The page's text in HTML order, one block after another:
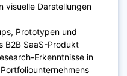
visuelle Darstellungen
Prototypen und
B2B SaaS-Produkt
Erkenntnisse in